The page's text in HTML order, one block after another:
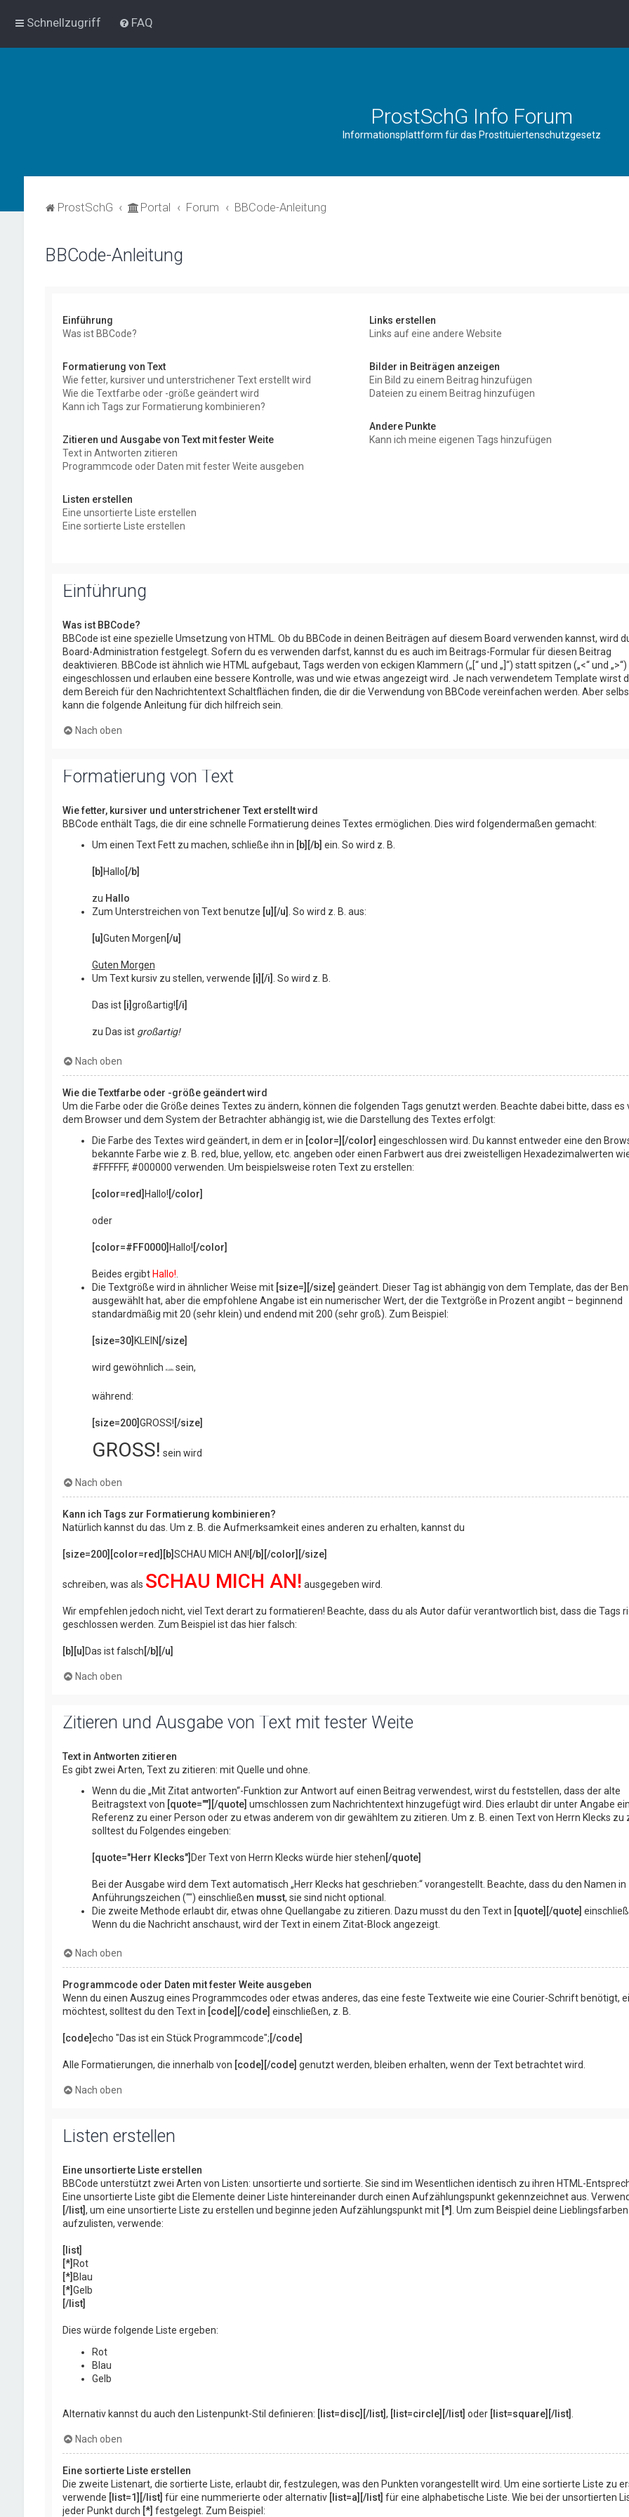
Schnellzugriff FAQ
ProstSchG Info Forum
Informationsplattform für das Prostituiertenschutzgesetz
ProstSchG Portal Forum BBCode-Anleitung
BBCode-Anleitung
Einführung
Was ist BBCode?
Formatierung von Text
Wie fetter, kursiver und unterstrichener Text erstellt wird
Wie die Textfarbe oder -größe geändert wird
Kann ich Tags zur Formatierung kombinieren?
Zitieren und Ausgabe von Text mit fester Weite
Text in Antworten zitieren
Programmcode oder Daten mit fester Weite ausgeben
Listen erstellen
Eine unsortierte Liste erstellen
Eine sortierte Liste erstellen
Links erstellen
Links auf eine andere Website
Bilder in Beiträgen anzeigen
Ein Bild zu einem Beitrag hinzufügen
Dateien zu einem Beitrag hinzufügen
Andere Punkte
Kann ich meine eigenen Tags hinzufügen
Einführung
Was ist BBCode?
BBCode ist eine spezielle Umsetzung von HTML. Ob du BBCode in deinen Beiträgen auf diesem Board verwenden kannst, wird
Board-Administration festgelegt. Sofern du es verwenden darfst, kannst du es auch im Beitrags-Formular für diesen Beitrag
deaktivieren. BBCode ist ähnlich wie HTML aufgebaut, Tags werden von eckigen Klammern („[“ und „]“) statt spitzen („<“ und „>“)
eingeschlossen und erlauben eine bessere Kontrolle, was und wie etwas angezeigt wird. Je nach verwendetem Template wirst
dem Bereich für den Nachrichtentext Schaltflächen finden, die dir die Verwendung von BBCode vereinfachen werden. Aber
kann die folgende Anleitung für dich hilfreich sein.
Nach oben
Formatierung von Text
Wie fetter, kursiver und unterstrichener Text erstellt wird
BBCode enthält Tags, die dir eine schnelle Formatierung deines Textes ermöglichen. Dies wird folgendermaßen gemacht:
Um einen Text Fett zu machen, schließe ihn in [b][/b] ein. So wird z. B.
[b] Hallo [/b]
zu Hallo
Zum Unterstreichen von Text benutze [u][/u] . So wird z. B. aus:
[u]Guten Morgen [/u]
Guten Morgen
Um Text kursiv zu stellen, verwende [i][/i] . So wird z. B.
Das ist [i]großartig! [/i]
zu Das ist großartig!
Nach oben
Wie die Textfarbe oder -größe geändert wird
Um die Farbe oder die Größe deines Textes zu ändern, können die folgenden Tags genutzt werden. Beachte dabei bitte, dass es
dem Browser und dem System der Betrachter abhängig ist, wie die Darstellung des Textes erfolgt:
Die Farbe des Textes wird geändert, in dem er in [color=][/color] eingeschlossen wird. Du kannst entweder eine den
bekannte Farbe wie z. B. red, blue, yellow, etc. angeben oder einen Farbwert aus drei zweistelligen Hexadezimalwerten
#FFFFFF, #000000 verwenden. Um beispielsweise roten Text zu erstellen:
[color=red] Hallo! [/color]
oder
[color=#FF0000] Hallo! [/color]
Beides ergibt Hallo!
Die Textgröße wird in ähnlicher Weise mit [size=][/size] geändert. Dieser Tag ist abhängig von dem Template, das der
ausgewählt hat, aber die empfohlene Angabe ist ein numerischer Wert, der die Textgröße in Prozent angibt – beginnend
standardmäßig mit 20 (sehr klein) und endend mit 200 (sehr groß). Zum Beispiel:
[size=30] KLEIN [/size]
wird gewöhnlich KLEINsein,
während:
[size=200]GROSS! [/size]
GROSS! sein wird
Nach oben
Kann ich Tags zur Formatierung kombinieren?
Natürlich kannst du das. Um z. B. die Aufmerksamkeit eines anderen zu erhalten, kannst du
[size=200][color=red][b]SCHAU MICH AN![/b][/color][/size]
schreiben, was als SCHAU MICH AN! ausgegeben wird.
Wir empfehlen jedoch nicht, viel Text derart zu formatieren! Beachte, dass du als Autor dafür verantwortlich bist, dass die Tags
geschlossen werden. Zum Beispiel ist das hier falsch:
[b][u]Das ist falsch[/b][/u]
Nach oben
Zitieren und Ausgabe von Text mit fester Weite
Text in Antworten zitieren
Es gibt zwei Arten, Text zu zitieren: mit Quelle und ohne.
Wenn du die „Mit Zitat antworten“-Funktion zur Antwort auf einen Beitrag verwendest, wirst du feststellen, dass der alte
Beitragstext von [quote=""][/quote] umschlossen zum Nachrichtentext hinzugefügt wird. Dies erlaubt dir unter Angabe
Referenz zu einer Person oder zu etwas anderem von dir gewähltem zu zitieren. Um z. B. einen Text von Herrn Klecks zu
solltest du Folgendes eingeben:
[quote="Herr Klecks"] Der Text von Herrn Klecks würde hier stehen [/quote]
Bei der Ausgabe wird dem Text automatisch „Herr Klecks hat geschrieben:“ vorangestellt. Beachte, dass du den Namen in
Anführungszeichen ("") einschließen musst, sie sind nicht optional.
Die zweite Methode erlaubt dir, etwas ohne Quellangabe zu zitieren. Dazu musst du den Text in [quote][/quote]
Wenn du die Nachricht anschaust, wird der Text in einem Zitat-Block angezeigt.
Nach oben
Programmcode oder Daten mit fester Weite ausgeben
Wenn du einen Auszug eines Programmcodes oder etwas anderes, das eine feste Textweite wie eine Courier-Schrift benötigt,
möchtest, solltest du den Text in [code][/code] einschließen, z. B.
[code]echo "Das ist ein Stück Programmcode"; [/code]
Alle Formatierungen, die innerhalb von [code][/code] genutzt werden, bleiben erhalten, wenn der Text betrachtet wird.
Nach oben
Listen erstellen
Eine unsortierte Liste erstellen
BBCode unterstützt zwei Arten von Listen: unsortierte und sortierte. Sie sind im Wesentlichen identisch zu ihren HTML-
Eine unsortierte Liste gibt die Elemente deiner Liste hintereinander durch einen Aufzählungspunkt gekennzeichnet aus.
[/list], um eine unsortierte Liste zu erstellen und beginne jeden Aufzählungspunkt mit [*] . Um zum Beispiel deine Lieblingsfarben
aufzulisten, verwende:
[list]
[*] Rot
[*] Blau
[*]Gelb
[/list]
Dies würde folgende Liste ergeben:
Rot
Blau
Gelb
Alternativ kannst du auch den Listenpunkt-Stil definieren: [list=disc][/list], [list=circle][/list] oder [list=square][/list]
Nach oben
Eine sortierte Liste erstellen
Die zweite Listenart, die sortierte Liste, erlaubt dir, festzulegen, was den Punkten vorangestellt wird. Um eine sortierte Liste zu
verwende [list=1][/list] für eine nummerierte oder alternativ [list=a][/list] für eine alphabetische Liste. Wie bei der unsortierten
jeder Punkt durch [*] festgelegt. Zum Beispiel: